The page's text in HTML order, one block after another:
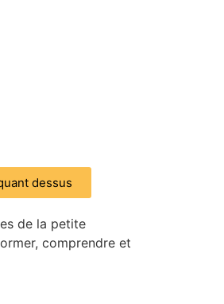
dessus
de la petite
comprendre et